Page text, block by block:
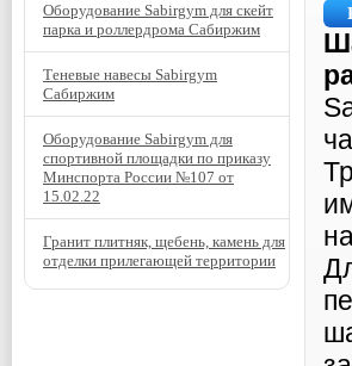
Оборудование Sabirgym для скейт
парка и роллердрома Сабиржим
Теневые навесы Sabirgym
Сабиржим
Оборудование Sabirgym для
спортивной площадки по приказу
Минспорта России №107 от
15.02.22
Гранит плитняк, щебень, камень для
отделки прилегающей территории